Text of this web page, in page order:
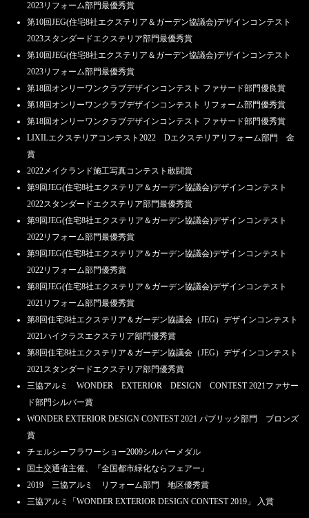
2023リフォーム部門最優秀賞
第10回JEG(住宅8社エクステリア＆ガーデン協議会)デザインコンテスト
2023スタンダードエクステリア部門最優秀賞
第10回JEG(住宅8社エクステリア＆ガーデン協議会)デザインコンテスト
2023リフォーム部門最優秀賞
第18回オンリーワンクラブデザインコンテスト ファサード部門優良賞
第18回オンリーワンクラブデザインコンテスト リフォーム部門優秀賞
第18回オンリーワンクラブデザインコンテスト ファサード部門優秀賞
LIXILエクステリアコンテスト2022 Dエクステリアリフォーム部門 金
賞
2022メイクランド施工写真コンテスト敢闘賞
第9回JEG(住宅8社エクステリア＆ガーデン協議会)デザインコンテスト
2022スタンダードエクステリア部門最優秀賞
第9回JEG(住宅8社エクステリア＆ガーデン協議会)デザインコンテスト
2022リフォーム部門最優秀賞
第9回JEG(住宅8社エクステリア＆ガーデン協議会)デザインコンテスト
2022リフォーム部門優秀賞
第8回JEG(住宅8社エクステリア＆ガーデン協議会)デザインコンテスト
2021リフォーム部門最優秀賞
第8回住宅8社エクステリア＆ガーデン協議会（JEG）デザインコンテスト
2021ハイクラスエクステリア部門優秀賞
第8回住宅8社エクステリア＆ガーデン協議会（JEG）デザインコンテスト
2021スタンダードエクステリア部門優秀賞
三協アルミ WONDER EXTERIOR DESIGN CONTEST 2021ファサー
ド部門シルバー賞
WONDER EXTERIOR DESIGN CONTEST 2021 パブリック部門 ブロンズ
賞
チェルシーフラワーショー2009シルバーメダル
国土交通省主催、『全国都市緑化ならフェアー』
2019 三協アルミ リフォーム部門 地区優秀賞
三協アルミ「WONDER EXTERIOR DESIGN CONTEST 2019」 入賞